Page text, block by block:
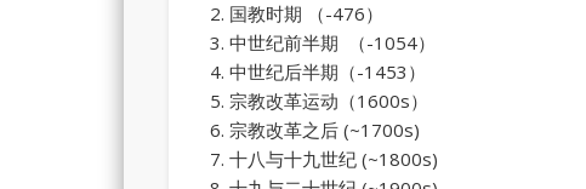
国教时期 （-476）
中世纪前半期 （-1054）
中世纪后半期（-1453）
宗教改革运动（1600s）
宗教改革之后 (~1700s)
十八与十九世纪 (~1800s)